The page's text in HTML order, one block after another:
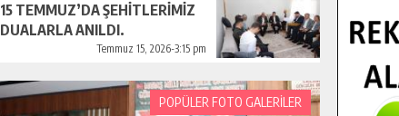
15 TEMMUZ’DA ŞEHİTLERİMİZ
DUALARLA ANILDI.
Temmuz 15, 2026-3:15 pm
POPÜLER FOTO GALERİLER